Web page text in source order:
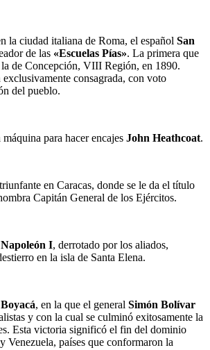
la ciudad italiana de Roma, el español San
de las «Escuelas Pías». La primera que
de Concepción, VIII Región, en 1890.
consagrada, con voto
del pueblo.
para hacer encajes John Heathcoat.
en Caracas, donde se le da el título
Capitán General de los Ejércitos.
Napoleón I, derrotado por los aliados,
en la isla de Santa Elena.
, en la que el general Simón Bolívar
y con la cual se culminó exitosamente la
Esta victoria significó el fin del dominio
Venezuela, países que conformaron la